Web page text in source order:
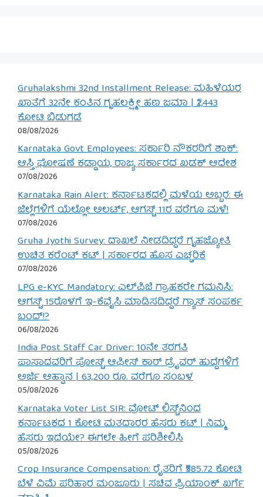
Gruhalakshmi 32nd Installment Release: ಮಹಿಳೆಯರ
ಖಾತೆಗೆ 32ನೇ ಕಂತಿನ ಗೃಹಲಕ್ಷ್ಮೀ ಹಣ ಜಮಾ | ₹2,443
ಕೋಟಿ ಬಿಡುಗಡೆ
08/08/2026
Karnataka Govt Employees: ಸರ್ಕಾರಿ ನೌಕರರಿಗೆ ಶಾಕ್:
ಆಸ್ತಿ ಘೋಷಣೆ ಕಡ್ಡಾಯ, ರಾಜ್ಯ ಸರ್ಕಾರದ ಖಡಕ್ ಆದೇಶ
07/08/2026
Karnataka Rain Alert: ಕರ್ನಾಟಕದಲ್ಲಿ ಮಳೆಯ ಅಬ್ಬರ: ಈ
ಜಿಲ್ಲೆಗಳಿಗೆ ಯೆಲ್ಲೋ ಅಲರ್ಟ್, ಆಗಸ್ಟ್ 11ರ ವರೆಗೂ ಮಳೆ!
07/08/2026
Gruha Jyothi Survey: ದಾಖಲೆ ನೀಡದಿದ್ದರೆ ಗೃಹಜ್ಯೋತಿ
ಉಚಿತ ಕರೆಂಟ್ ಕಟ್ | ಸರ್ಕಾರದ ಹೊಸ ಎಚ್ಚರಿಕೆ
07/08/2026
LPG e-KYC Mandatory: ಎಲ್‌ಪಿಜಿ ಗ್ರಾಹಕರೇ ಗಮನಿಸಿ:
ಆಗಸ್ಟ್ 15ರೊಳಗೆ ಇ-ಕೆವೈಸಿ ಮಾಡಿಸದಿದ್ದರೆ ಗ್ಯಾಸ್ ಸಂಪರ್ಕ
ಬಂದ್!?
06/08/2026
India Post Staff Car Driver: 10ನೇ ತರಗತಿ
ಪಾಸಾದವರಿಗೆ ಪೋಸ್ಟ್ ಆಫೀಸ್ ಕಾರ್ ಡ್ರೈವರ್ ಹುದ್ದೆಗಳಿಗೆ
ಅರ್ಜಿ ಆಹ್ವಾನ | 63,200 ರೂ. ವರೆಗೂ ಸಂಬಳ
05/08/2026
Karnataka Voter List SIR: ವೋಟ್ ಲಿಸ್ಟ್‌ನಿಂದ
ಕರ್ನಾಟಕದ 1 ಕೋಟಿ ಮತದಾರರ ಹೆಸರು ಕಟ್ | ನಿಮ್ಮ
ಹೆಸರು ಇದೆಯೇ? ಈಗಲೇ ಹೀಗೆ ಪರಿಶೀಲಿಸಿ
05/08/2026
Crop Insurance Compensation: ರೈತರಿಗೆ ₹585.72 ಕೋಟಿ
ಬೆಳೆ ವಿಮೆ ಪರಿಹಾರ ಮಂಜೂರು | ಸಚಿವ ಪ್ರಿಯಾಂಕ್ ಖರ್ಗೆ